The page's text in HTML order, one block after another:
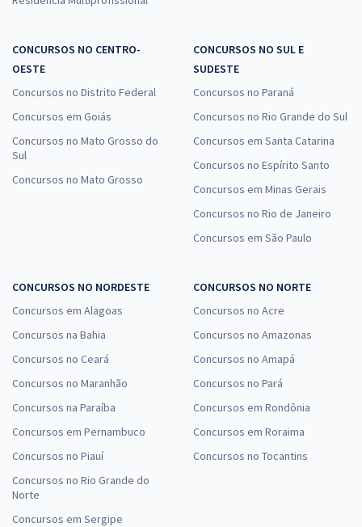
CONCURSOS NO CENTRO-
OESTE
Concursos no Distrito Federal
Concursos em Goiás
Concursos no Mato Grosso do
Sul
Concursos no Mato Grosso
CONCURSOS NO SUL E
SUDESTE
Concursos no Paraná
Concursos no Rio Grande do Sul
Concursos em Santa Catarina
Concursos no Espírito Santo
Concursos em Minas Gerais
Concursos no Rio de Janeiro
Concursos em São Paulo
CONCURSOS NO NORDESTE
Concursos em Alagoas
Concursos na Bahia
Concursos no Ceará
Concursos no Maranhão
Concursos na Paraíba
Concursos em Pernambuco
Concursos no Piauí
Concursos no Rio Grande do
Norte
Concursos em Sergipe
CONCURSOS NO NORTE
Concursos no Acre
Concursos no Amazonas
Concursos no Amapá
Concursos no Pará
Concursos em Rondônia
Concursos em Roraima
Concursos no Tocantins